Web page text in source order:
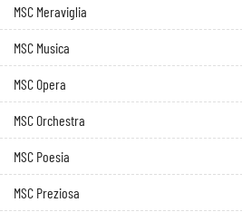
MSC Meraviglia
MSC Musica
MSC Opera
MSC Orchestra
MSC Poesia
MSC Preziosa